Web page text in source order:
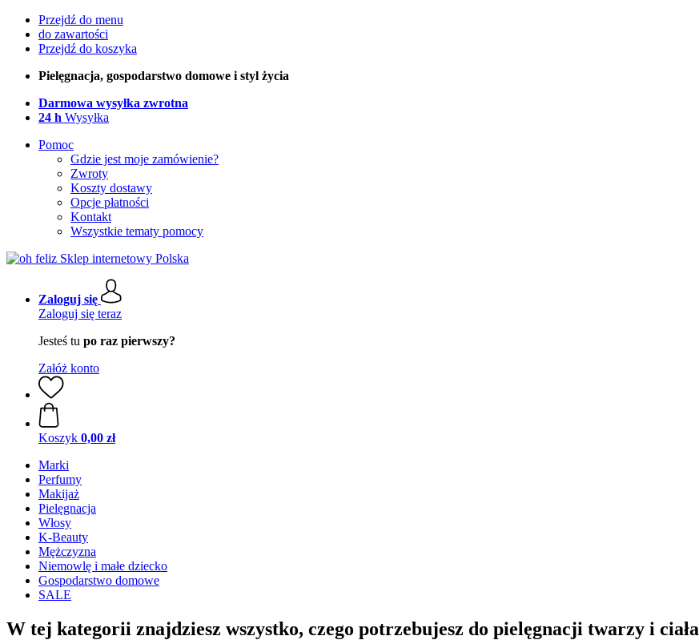
Przejdź do menu
do zawartości
Przejdź do koszyka
Pielęgnacja, gospodarstwo domowe i styl życia
Darmowa wysyłka zwrotna
24 h Wysyłka
Pomoc
Gdzie jest moje zamówienie?
Zwroty
Koszty dostawy
Opcje płatności
Kontakt
Wszystkie tematy pomocy
Zaloguj się
Zaloguj się teraz
Jesteś tu po raz pierwszy?
Załóż konto
Koszyk 0,00 zł
Marki
Perfumy
Makijaż
Pielęgnacja
Włosy
K-Beauty
Mężczyzna
Niemowlę i małe dziecko
Gospodarstwo domowe
SALE
W tej kategorii znajdziesz wszystko, czego potrzebujesz do pielęgnacji twarzy i ciała